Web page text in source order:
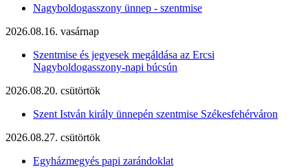
Nagyboldogasszony ünnep - szentmise
2026.08.16. vasárnap
Szentmise és jegyesek megáldása az Ercsi
Nagyboldogasszony-napi búcsún
2026.08.20. csütörtök
Szent István király ünnepén szentmise Székesfehérváron
2026.08.27. csütörtök
Egyházmegyés papi zarándoklat